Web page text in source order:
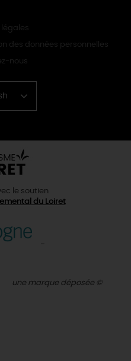
légales
des données personnelles
nous
le soutien
du Loiret
une marque déposée ©